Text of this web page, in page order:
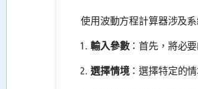
使用波動方程計算器涉及
輸入參數：首先，將必
選擇情境：選擇特定的